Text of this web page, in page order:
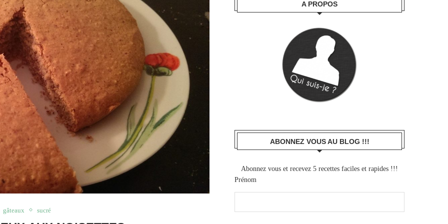
gâteaux sucré
A PROPOS
ABONNEZ VOUS AU BLOG !!!
Abonnez vous et recevez 5 recettes faciles et rapides !!!
Prénom